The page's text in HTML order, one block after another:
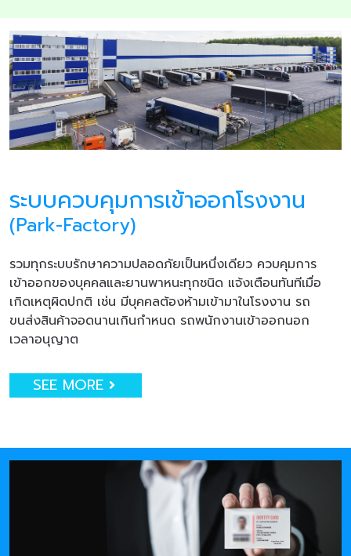
ระบบควบคุมการเข้าออกโรงงาน
(Park-Factory)
รวมทุกระบบรักษาความปลอดภัยเป็นหนึ่งเดียว ควบคุมการ
เข้าออกของบุคคลและยานพาหนะทุกชนิด แจ้งเตือนทันทีเมื่อ
เกิดเหตุผิดปกติ เช่น มีบุคคลต้องห้ามเข้ามาในโรงงาน รถ
ขนส่งสินค้าจอดนานเกินกำหนด รถพนักงานเข้าออกนอก
เวลาอนุญาต
SEE MORE